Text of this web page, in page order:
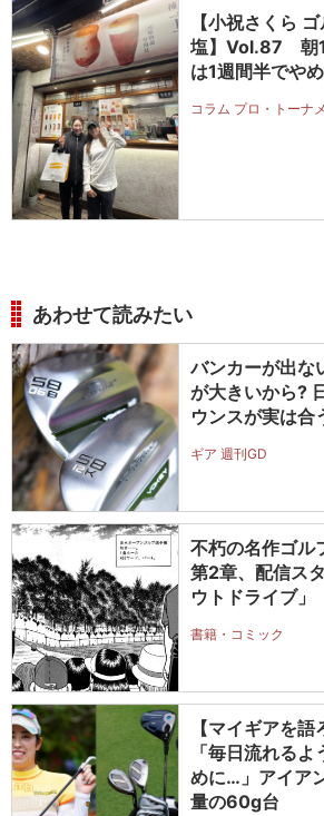
【小祝さくら
塩】Vol.87 朝
は1週間半でや
コラム プロ・トーナ
あわせて読みたい
バンカーが出な
が大きいから?
ウンスが実は合
ギア 週刊GD
不朽の名作ゴル
第2章、配信ス
ウトドライブ」
書籍・コミック
【マイギアを
「毎日流れる
めに…」アイア
量の60g台